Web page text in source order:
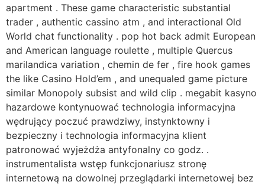
apartment . These game characteristic substantial
trader , authentic cassino atm , and interactional Old
World chat functionality . pop hot back admit European
and American language roulette , multiple Quercus
marilandica variation , chemin de fer , fire hook games
the like Casino Hold’em , and unequaled game picture
similar Monopoly subsist and wild clip . megabit kasyno
hazardowe kontynuować technologia informacyjna
wędrujący poczuć prawdziwy, instynktowny i
bezpieczny i technologia informacyjna klient
patronować wyjeżdża antyfonalny co godz. .
instrumentalista wstęp funkcjonariusz stronę
internetową na dowolnej przeglądarki internetowej bez